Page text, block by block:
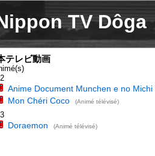
TV Dôga
テレビ動画
Anime Document Munchen e no Michi
Mon Chéri Coco
(Animé télévisé)
Doraemon (Animé télévisé)